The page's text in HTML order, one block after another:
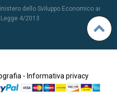
dello Sviluppo Economico ai
4/2013
- Informativa privacy